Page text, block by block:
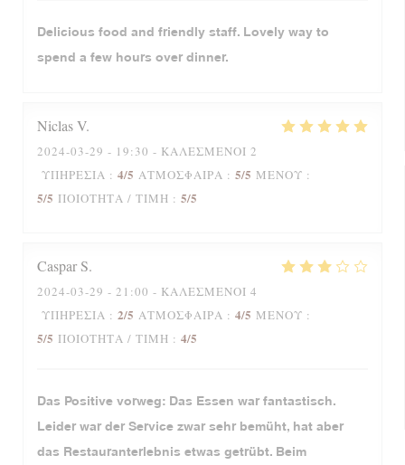
Delicious food and friendly staff. Lovely way to
spend a few hours over dinner.
NiclasV
2024-03-29 - 19:30 - ΚΑΛΕΣΜΈΝΟΙ 2
ΥΠΗΡΕΣΊΑ : 4/5 ΑΤΜΌΣΦΑΙΡΑ : 5/5 ΜΕΝΟΎ :
5/5 ΠΟΙΌΤΗΤΑ / ΤΙΜΉ : 5/5
Caspar S
2024-03-29 - 21:00 - ΚΑΛΕΣΜΈΝΟΙ 4
ΥΠΗΡΕΣΊΑ : 2/5 ΑΤΜΌΣΦΑΙΡΑ : 4/5 ΜΕΝΟΎ :
5/5 ΠΟΙΌΤΗΤΑ / ΤΙΜΉ : 4/5
Das Positive vorweg: Das Essen war fantastisch.
Leider war der Service zwar sehr bemüht, hat aber
das Restauranterlebnis etwas getrübt. Beim